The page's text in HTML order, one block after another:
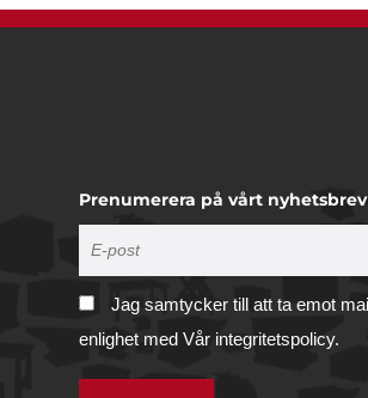
Prenumerera på vårt nyhetsbrev
Jag samtycker till att ta emot
enlighet med Vår integritetspolicy.